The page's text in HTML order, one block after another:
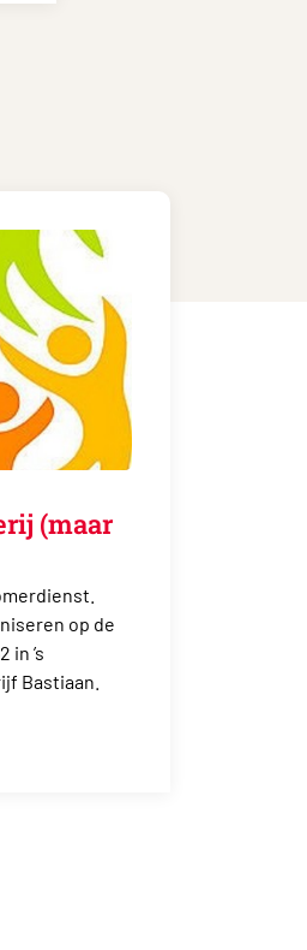
(maar
op de
in ’s
Bastiaan.